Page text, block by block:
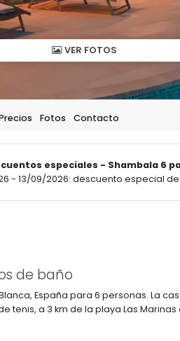
VER FOTOS
Fotos Contacto
especiales - Shambala 6
- 13/09/2026: descuento especial
de baño
España para 6 personas. La
tenis, a 3 km de la playa Las Marinas